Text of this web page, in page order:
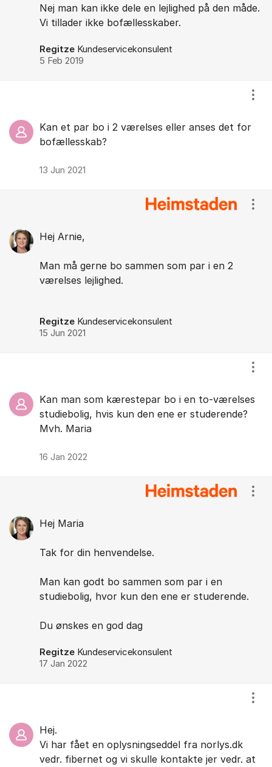
Nej man kan ikke dele en lejlighed på den måde.
Vi tillader ikke bofællesskaber.
Regitze Kundeservicekonsulent
5 Feb 2019
Kan et par bo i 2 værelses eller anses det for
bofællesskab?
13 Jun 2021
Vis/
Hej Arnie,
Man må gerne bo sammen som par i en 2
værelses lejlighed.
Regitze Kundeservicekonsulent
15 Jun 2021
Vis/
Kan man som kærestepar bo i en to-værelses
studiebolig, hvis kun den ene er studerende?
Mvh. Maria
16 Jan 2022
Vis/
Hej Maria
Tak for din henvendelse.
Man kan godt bo sammen som par i en
studiebolig, hvor kun den ene er studerende.
Du ønskes en god dag
Regitze Kundeservicekonsulent
17 Jan 2022
Vis/
Hej.
Vi har fået en oplysningseddel fra norlys.dk
vedr. fibernet og vi skulle kontakte jer vedr. at
Vis/